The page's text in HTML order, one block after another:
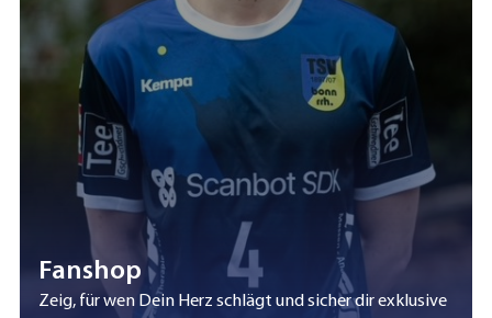
Fanshop
Zeig, für wen Dein Herz schlägt und sicher dir exklusive